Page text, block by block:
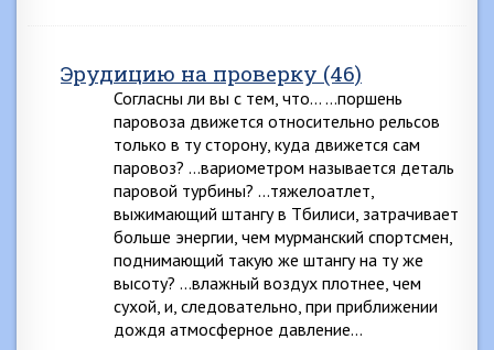
Эрудицию на проверку (46)
Согласны ли вы с тем, что… …поршень
паровоза движется относительно рельсов
только в ту сторону, куда движется сам
паровоз? …вариометром называется деталь
паровой турбины? …тяжелоатлет,
выжимающий штангу в Тбилиси, затрачивает
больше энергии, чем мурманский спортсмен,
поднимающий такую же штангу на ту же
высоту? …влажный воздух плотнее, чем
сухой, и, следовательно, при приближении
дождя атмосферное давление…